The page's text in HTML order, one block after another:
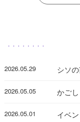
2026.05.29 シソ
2026.05.05 かご
2026.05.01 イベ